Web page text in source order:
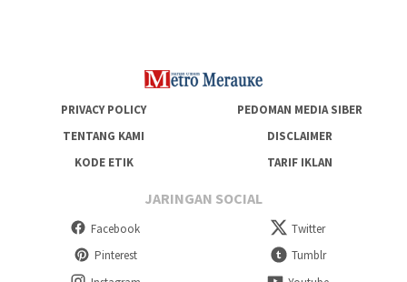
PRIVACY POLICY
PEDOMAN MEDIA SIBER
TENTANG KAMI
DISCLAIMER
KODE ETIK
TARIF IKLAN
JARINGAN SOCIAL
Facebook
Twitter
Pinterest
Tumblr